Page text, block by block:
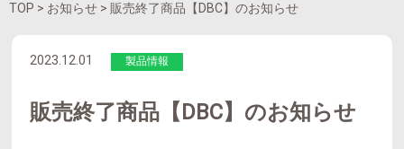
TOP > お知らせ > 販売終了商品【DBC】のお知らせ
2023.12.01 製品情報
販売終了商品【DBC】のお知らせ